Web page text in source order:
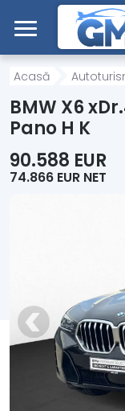
Mergi direct la
Acasă
Autoturisme
Motociclete
Alte tipuri
Despre Noi
Contact
Acasă
BMW X6
Pano H K
90.588 EUR
74.866 EUR NET